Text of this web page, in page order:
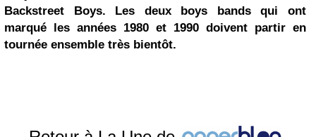
Backstreet Boys. Les deux boys bands qui ont
marqué les années 1980 et 1990 doivent partir en
tournée ensemble très bientôt.